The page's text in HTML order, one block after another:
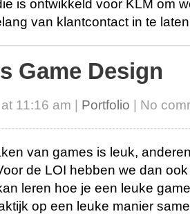
is ontwikkeld voor KLM om
van klantcontact in te
Game Design
11:16 am | Portfolio | No
van games is leuk,
de LOI hebben we dan
leren hoe je een leuke
op een leuke manier